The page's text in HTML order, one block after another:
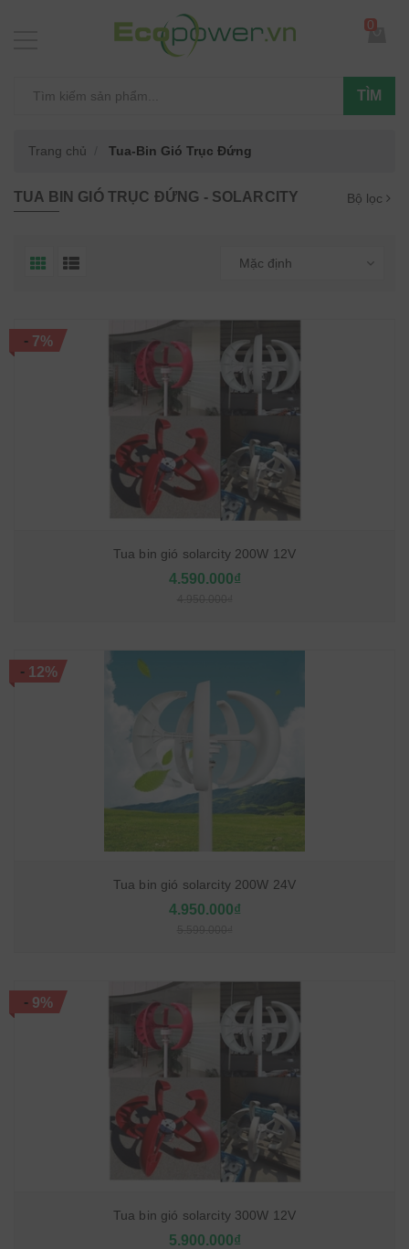
TÌM
0
Trang chủ Tua-Bin Gió Trục Đứng
TUA BIN GIÓ TRỤC ĐỨNG - SOLARCITY Bộ lọc
Mặc định
- 7%
Tua bin gió solarcity 200W 12V
4.590.000₫
-12%
Tua bin gió solarcity 200W 24V
4.950.000₫
- 9%
Tua bin gió solarcity 300W 12V
5.900.000₫